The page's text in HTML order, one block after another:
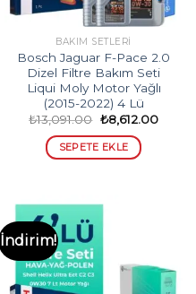
BAKIM SETLERI
Bosch Jaguar F-Pace 2.0
Dizel Filtre Bakım Seti
Liqui Moly Motor Yağlı
(2015-2022) 4 Lü
₺13,091.00 Orijinal
fiyat:
₺13,091.00.
₺8,612.00Şu
SEPETE EKLE
İndirim!